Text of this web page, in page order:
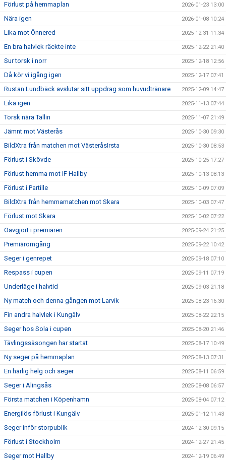
Förlust på hemmaplan 2026-01-23 13:00
Nära igen 2026-01-08 10:24
Lika mot Önnered 2025-12-31 11:34
En bra halvlek räckte inte 2025-12-22 21:40
Sur torsk i norr 2025-12-18 12:56
Då kör vi igång igen 2025-12-17 07:41
Rustan Lundbäck avslutar sitt uppdrag som huvudtränare 2025-12-09 14:47
Lika igen 2025-11-13 07:44
Torsk nära Tallin 2025-11-07 21:49
Jämnt mot Västerås 2025-10-30 09:30
BildXtra från matchen mot VästeråsIrsta 2025-10-30 08:53
Förlust i Skövde 2025-10-25 17:27
Förlust hemma mot IF Hallby 2025-10-13 08:13
Förlust i Partille 2025-10-09 07:09
BildXtra från hemmamatchen mot Skara 2025-10-03 07:47
Förlust mot Skara 2025-10-02 07:22
Oavgjort i premiären 2025-09-24 21:25
Premiäromgång 2025-09-22 10:42
Seger i genrepet 2025-09-18 07:10
Respass i cupen 2025-09-11 07:19
Underläge i halvtid 2025-09-03 21:18
Ny match och denna gången mot Larvik 2025-08-23 16:30
Fin andra halvlek i Kungälv 2025-08-22 22:15
Seger hos Sola i cupen 2025-08-20 21:46
Tävlingssäsongen har startat 2025-08-17 10:49
Ny seger på hemmaplan 2025-08-13 07:31
En härlig helg och seger 2025-08-11 06:59
Seger i Alingsås 2025-08-08 06:57
Första matchen i Köpenhamn 2025-08-04 07:12
Energilös förlust i Kungälv 2025-01-12 11:43
Seger inför storpublik 2024-12-30 09:15
Förlust i Stockholm 2024-12-27 21:45
Seger mot Hallby 2024-12-19 06:49